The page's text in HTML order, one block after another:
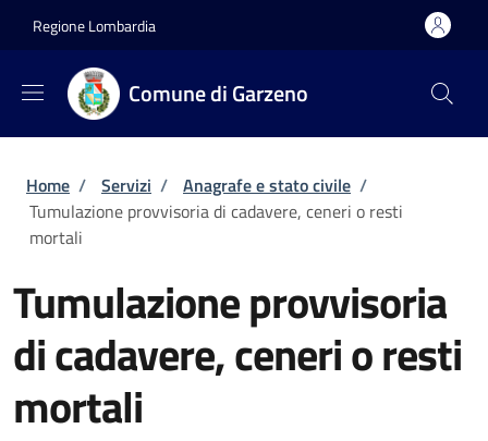
Regione Lombardia
Comune di Garzeno
Briciole di pane
Home / Servizi / Anagrafe e stato civile /
Tumulazione provvisoria di cadavere, ceneri o resti
mortali
Tumulazione provvisoria
di cadavere, ceneri o resti
mortali